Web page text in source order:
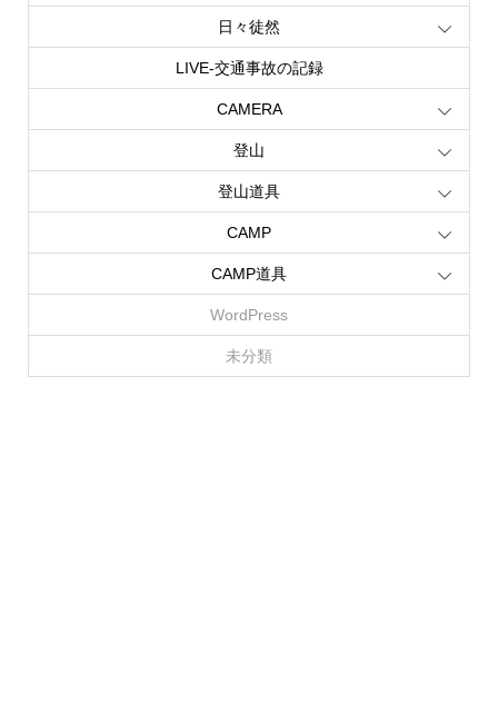
日々徒然
LIVE‐交通事故の記録
CAMERA
登山
登山道具
CAMP
CAMP道具
WordPress
未分類